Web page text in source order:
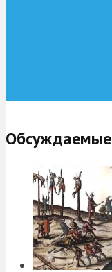
Обсуждаемые